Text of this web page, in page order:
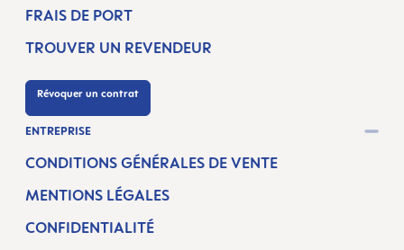
FRAIS DE PORT
TROUVER UN REVENDEUR
Révoquer un contrat
ENTREPRISE
CONDITIONS GÉNÉRALES DE VENTE
MENTIONS LÉGALES
CONFIDENTIALITÉ